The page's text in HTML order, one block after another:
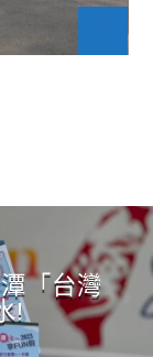
「台灣
!